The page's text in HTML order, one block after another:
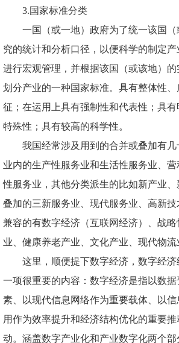
3.国家标准分类
一国（或一地）政府为了统一该国
究的统计和分析口径，以便科学的制定
进行宏观管理，并根据该国（或该地）
划分产业的一种国家标准。具有整体性
征；在运用上具有强制性和代表性；具
特殊性；具有较高的科学性。
我国经常涉及用到的合并或叠加有
业内的生产性服务业和生活性服务业、营
性服务业，其他分类派生的比如新产业
叠加的三新服务业、现代服务业、高新技
兼容的有数字经济（互联网经济）、战
业、健康养老产业、文化产业、现代物流
这里，顺便提下数字经济，数字经
一项很重要的内容：数字经济是指以数
素、以现代信息网络作为重要载体、以
用作为效率提升和经济结构优化的重要
动。涵盖数字产业化和产业数字化两个